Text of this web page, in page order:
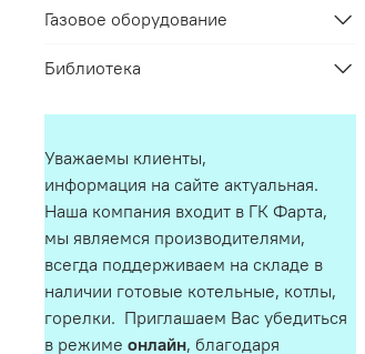
Газовое оборудование
Библиотека
Уважаемы клиенты,
информация на сайте актуальная.
Наша компания входит в ГК Фарта,
мы являемся производителями,
всегда поддерживаем на складе в
наличии готовые котельные, котлы,
горелки. Приглашаем Вас убедиться
в режиме онлайн, благодаря